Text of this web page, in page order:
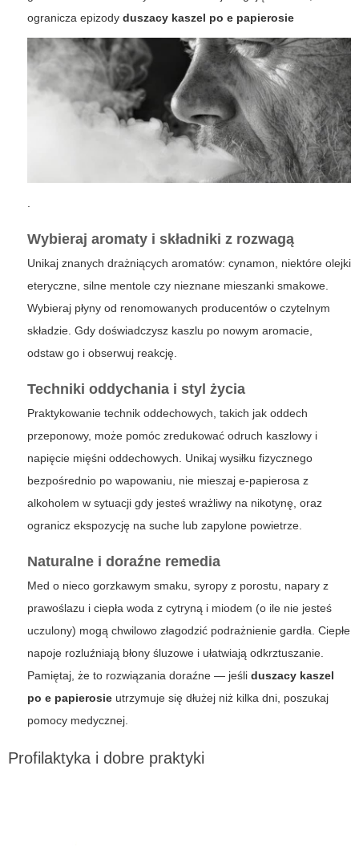
ogranicza epizody duszacy kaszel po e papierosie
.
Wybieraj aromaty i składniki z rozwagą
Unikaj znanych drażniących aromatów: cynamon, niektóre olejki
eteryczne, silne mentole czy nieznane mieszanki smakowe.
Wybieraj płyny od renomowanych producentów o czytelnym
składzie. Gdy doświadczysz kaszlu po nowym aromacie,
odstaw go i obserwuj reakcję.
Techniki oddychania i styl życia
Praktykowanie technik oddechowych, takich jak oddech
przeponowy, może pomóc zredukować odruch kaszlowy i
napięcie mięśni oddechowych. Unikaj wysiłku fizycznego
bezpośrednio po wapowaniu, nie mieszaj e-papierosa z
alkoholem w sytuacji gdy jesteś wrażliwy na nikotynę, oraz
ogranicz ekspozycję na suche lub zapylone powietrze.
Naturalne i doraźne remedia
Med o nieco gorzkawym smaku, syropy z porostu, napary z
prawoślazu i ciepła woda z cytryną i miodem (o ile nie jesteś
uczulony) mogą chwilowo złagodzić podrażnienie gardła. Ciepłe
napoje rozluźniają błony śluzowe i ułatwiają odkrztuszanie.
Pamiętaj, że to rozwiązania doraźne — jeśli duszacy kaszel
po e papierosie utrzymuje się dłużej niż kilka dni, poszukaj
pomocy medycznej.
Profilaktyka i dobre praktyki